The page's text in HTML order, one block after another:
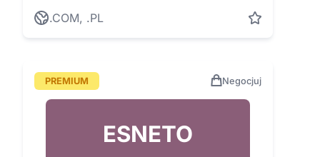
.COM, .PL
PREMIUM Negocjuj
ESNETO